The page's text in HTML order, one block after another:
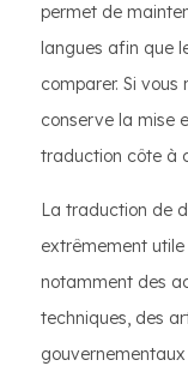
permet de
langues afin que
comparer. Si
conserve la mise
traduction côte à
La traduction de
extrêmement
notamment des
techniques, des